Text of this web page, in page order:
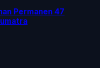
Permanen 47